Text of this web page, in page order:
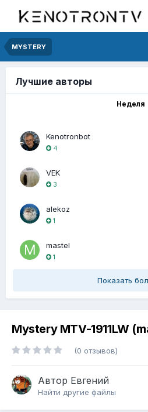
MYSTERY
Лучшие авторы
Неделя
Kenotronbot
4
VEK
3
alekoz
1
mastel
1
Показать
Mystery MTV-1911LW
(0 отзывов)
Автор Евгений
Найти другие файлы